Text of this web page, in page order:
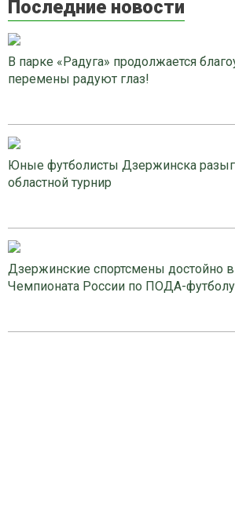
Последние новости
В парке «Радуга» продолжается
перемены радуют глаз!
Юные футболисты Дзержинска
областной турнир
Дзержинские спортсмены достойно
Чемпионата России по ПОДА-футболу